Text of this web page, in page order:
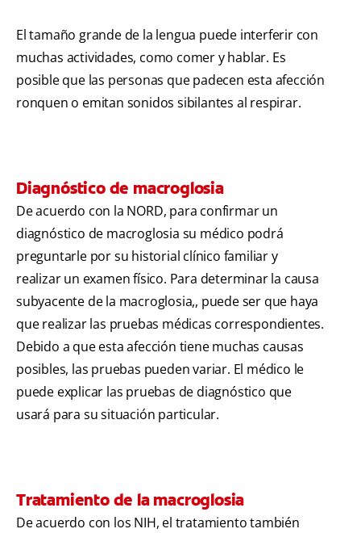
El tamaño grande de la lengua puede interferir con
muchas actividades, como comer y hablar. Es
posible que las personas que padecen esta afección
ronquen o emitan sonidos sibilantes al respirar.
Diagnóstico de macroglosia
De acuerdo con la NORD, para confirmar un
diagnóstico de macroglosia su médico podrá
preguntarle por su historial clínico familiar y
realizar un examen físico. Para determinar la causa
subyacente de la macroglosia,, puede ser que haya
que realizar las pruebas médicas correspondientes.
Debido a que esta afección tiene muchas causas
posibles, las pruebas pueden variar. El médico le
puede explicar las pruebas de diagnóstico que
usará para su situación particular.
Tratamiento de la macroglosia
De acuerdo con los NIH, el tratamiento también